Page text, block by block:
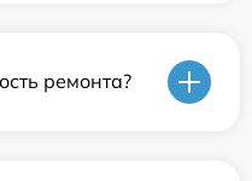
ремонта?